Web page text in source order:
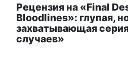
Рецензия на «Final
Bloodlines»: глупая,
захватывающая
случаев»